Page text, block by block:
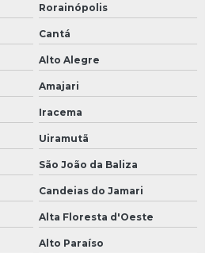
Rorainópolis
Cantá
Alto Alegre
Amajari
Iracema
Uiramutã
São João da Baliza
Candeias do Jamari
Alta Floresta d'Oeste
Alto Paraíso